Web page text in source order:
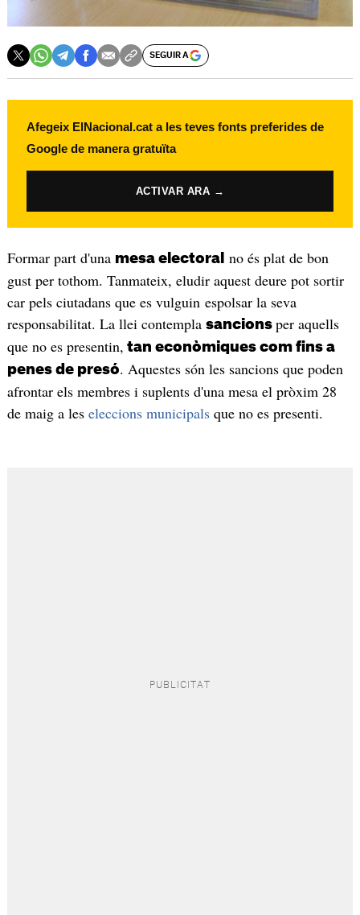
SEGUIR A
Afegeix ElNacional.cat a les teves fonts preferides de
Google de manera gratuïta
ACTIVAR ARA →
Formar part d'una mesa electoral no és plat de bon
gust per tothom. Tanmateix, eludir aquest deure pot sortir
car pels ciutadans que es vulguin espolsar la seva
responsabilitat. La llei contempla sancions per aquells
que no es presentin, tan econòmiques com fins a
penes de presó. Aquestes són les sancions que poden
afrontar els membres i suplents d'una mesa el pròxim 28
de maig a les eleccions municipalsque no es presenti.